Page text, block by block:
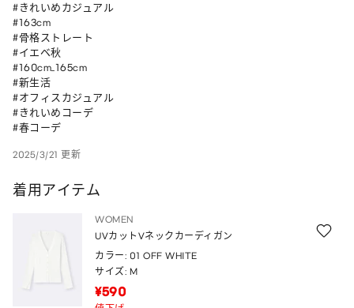
#きれいめカジュアル
#163cm
#骨格ストレート
#イエベ秋
#160cm_165cm
#新生活
#オフィスカジュアル
#きれいめコーデ
#春コーデ
2025/3/21 更新
着用アイテム
WOMEN
UVカットVネックカーディガン
カラー: 01 OFF WHITE
サイズ: M
¥590